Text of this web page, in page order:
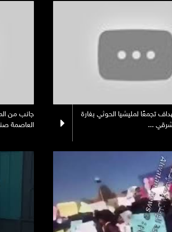
تجمعًا لمليشيا الحوثي بغارة
...
جانب من
العاصمة